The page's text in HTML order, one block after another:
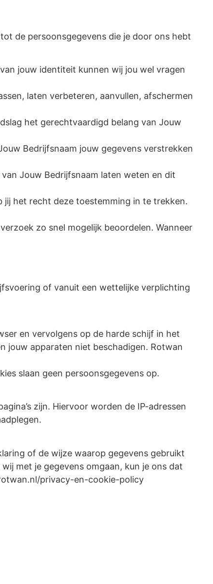
de persoonsgegevens die je door ons hebt
jouw identiteit kunnen wij jou wel vragen
laten verbeteren, aanvullen, afschermen
het gerechtvaardigd belang van Jouw
Bedrijfsnaam jouw gegevens verstrekken
Jouw Bedrijfsnaam laten weten en dit
jij het recht deze toestemming in te trekken.
zo snel mogelijk beoordelen. Wanneer
of vanuit een wettelijke verplichting
en vervolgens op de harde schijf in het
jouw apparaten niet beschadigen. Rotwan
slaan geen persoonsgegevens op.
zijn. Hiervoor worden de IP-adressen
of de wijze waarop gegevens gebruikt
met je gegevens omgaan, kun je ons dat
privacy-en-cookie-policy